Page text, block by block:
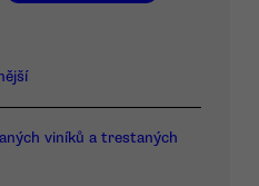
viníků a trestaných